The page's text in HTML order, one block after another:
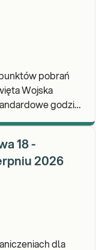
pobrań
Wojska
18 -
2026
dla